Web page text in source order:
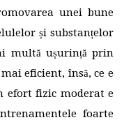
unei bune
și substanțelor
multă ușurință prin
eficient, însă, ce e
efort fizic moderat e
foarte